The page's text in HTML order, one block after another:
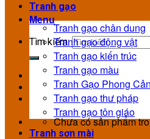
Menu
Tìm kiếm:
Chưa có sản phẩm
Tranh gạo
Tranh gạo chân dung
Tranh gạo động vật
Tranh gạo kiến trúc
Tranh gạo màu
Tranh Gạo Phong
Tranh gạo thư pháp
Tranh gạo tôn giáo
Tranh sơn mài